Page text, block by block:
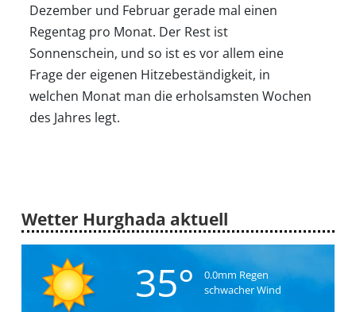
Dezember und Februar gerade mal einen
Regentag pro Monat. Der Rest ist
Sonnenschein, und so ist es vor allem eine
Frage der eigenen Hitzebeständigkeit, in
welchen Monat man die erholsamsten Wochen
des Jahres legt.
Wetter Hurghada aktuell
35°
0.0mm Regen
schwacher Wind